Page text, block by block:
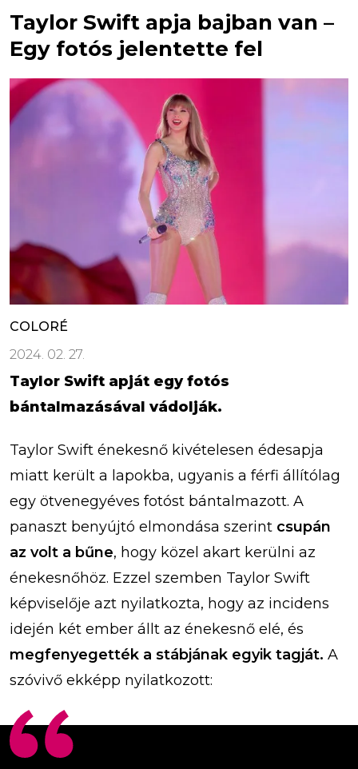
Taylor Swift apja bajban van –
Egy fotós jelentette fel
COLORÉ
2024. 02. 27.
Taylor Swift apját egy fotós
bántalmazásával vádolják.
Taylor Swift énekesnő kivételesen édesapja
miatt került a lapokba, ugyanis a férfi állítólag
egy ötvenegyéves fotóst bántalmazott. A
panaszt benyújtó elmondása szerint csupán
az volt a bűne, hogy közel akart kerülni az
énekesnőhöz. Ezzel szemben Taylor Swift
képviselője azt nyilatkozta, hogy az incidens
idején két ember állt az énekesnő elé, és
megfenyegették a stábjának egyik tagját. A
szóvivő ekképp nyilatkozott: